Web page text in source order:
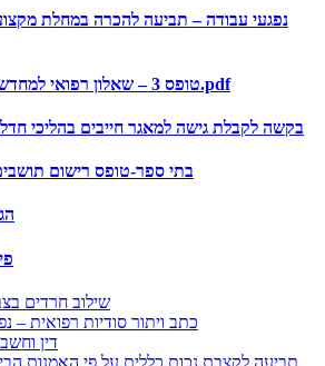
נפגעי עבודה – תביעה להכרה במחלת
טופס 3 – שאלון רפואי למחדש רישיון נהיגה ספורטיבית.pdf
בקשה לקבלת גישה למאגר חייבים בהליכי
בתי ספר-טופס רישום
שילוב חרדים
כתב ויתור סודיות רפואית –
דין
תביעה לקצבת נכות כללית על פי האמנות